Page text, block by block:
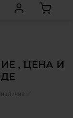
, ЦЕНА И
✅